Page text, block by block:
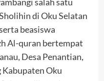
di Oku Selatan
beasiswa
Al-quran bertempat
Desa Penantian,
Kabupaten Oku